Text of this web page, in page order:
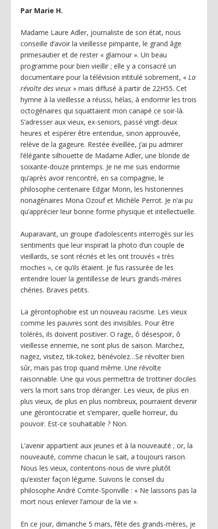
Par Marie H.
Madame Laure Adler, journaliste de son état, nous
conseille d’avoir la vieillesse pimpante, le grand âge
primesautier et de rester « glamour ». Un beau
programme pour bien vieillir ; elle y a consacré un
documentaire pour la télévision intitulé sobrement, «La
révolte des vieux » mais diffusé à partir de 22H55. Cet
hymne à la vieillesse a réussi, hélas, à endormir les trois
octogénaires qui squattaient mon canapé ce soir-là.
S’adresser aux vieux, ex-seniors, passé vingt-deux
heures et espérer être entendue, sinon approuvée,
relève de la gageure. Restée éveillée, j’ai pu admirer
l’élégante silhouette de Madame Adler, une blonde de
soixante-douze printemps. Je ne me suis endormie
qu’après avoir rencontré, en sa compagnie, le
philosophe centenaire Edgar Morin, les historiennes
nonagénaires Mona Ozouf et Michèle Perrot. Je n’ai pu
qu’apprécier leur bonne forme physique et intellectuelle.
Auparavant, un groupe d’adolescents interrogés sur les
sentiments que leur inspirait la photo d’un couple de
vieillards, se sont récriés et les ont trouvés « très
moches », ce qu’ils étaient. Je fus rassurée de les
entendre louer la gentillesse de leurs grands-mères
chéries. Braves petits.
La gérontophobie est un nouveau racisme. Les vieux
comme les pauvres sont des invisibles. Pour être
tolérés, ils doivent positiver. O rage, ô désespoir, ô
vieillesse ennemie, ne sont plus de saison. Marchez,
nagez, visitez, tik-tokez, bénévolez…Se révolter bien
sûr, mais pas trop quand même. Une révolte
raisonnable. Une qui vous permettra de trottiner dociles
vers la mort sans trop déranger. Les vieux, de plus en
plus vieux, de plus en plus nombreux, pourraient devenir
une gérontocratie et s’emparer, quelle horreur, du
pouvoir. Est-ce souhaitable ? Non.
L’avenir appartient aux jeunes et à la nouveauté ; or, la
nouveauté, comme chacun le sait, a toujours raison.
Nous les vieux, contentons-nous de vivre plutôt
qu’exister façon légume. Suivons le conseil du
philosophe André Comte-Sponville : « Ne laissons pas la
mort nous enlever l’amour de la vie ».
En ce jour, dimanche 5 mars, fête des grands-mères, je